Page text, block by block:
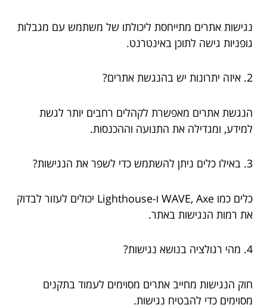
נגישות אתרים מתייחסת ליכולתו של משתמש עם מגבלות
גופניות גישה לתוכן באינטרנט.
2. איזה יתרונות יש בהנגשת אתרים?
הנגשת אתרים מאפשרת לקהלים רחבים יותר לגשת
למידע, ומגדילה את התנועה וההכנסות.
3. באילו כלים ניתן להשתמש כדי לשפר את הנגישות?
כלים כמו WAVE, Axe ו-Lighthouse יכולים לעזור לבדוק
את רמות הנגישות באתר.
4. מהי רגולציה בנושא נגישות?
חוק הנגישות מחייב אתרים מסוימים לעמוד בתקנים
מסוימים כדי להבטיח נגישות.